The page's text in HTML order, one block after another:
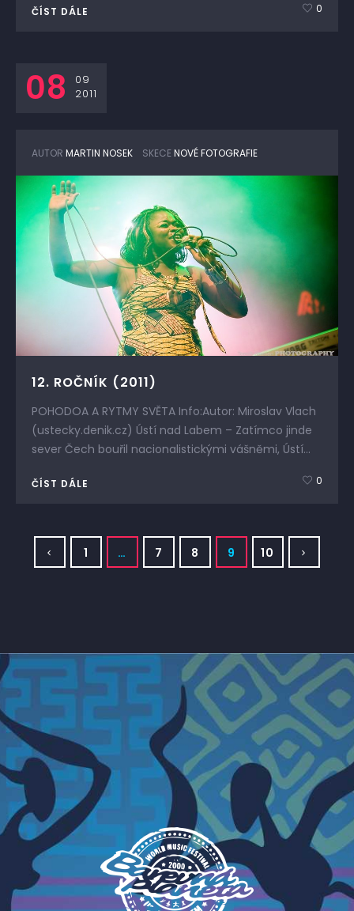
ČÍST DÁLE 0
08
09
2011
AUTOR MARTIN NOSEK SKECENOVÉ FOTOGRAFIE
12. ROČNÍK (2011)
POHODOA A RYTMY SVĚTA Info:Autor: Miroslav Vlach
(ustecky.denik.cz) Ústí nad Labem – Zatímco jinde
sever Čech bouřil nacionalistickými vášněmi, Ústí...
ČÍST DÁLE 0
1 … 7 8 9 10